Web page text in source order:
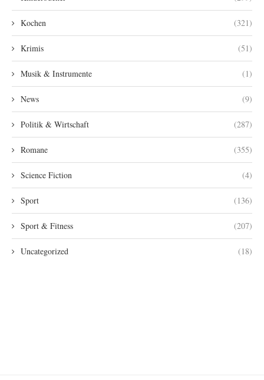
Kochen (321)
Krimis (51)
Musik & Instrumente (1)
News (9)
Politik & Wirtschaft (287)
Romane (355)
Science Fiction (4)
Sport (136)
Sport & Fitness (207)
Uncategorized (18)